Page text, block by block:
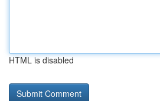
HTML is disabled